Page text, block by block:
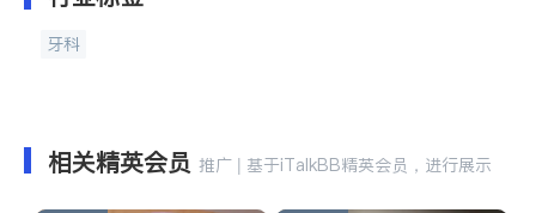
牙科
相关精英会员 推广 | 基于iTalkBB精英会员，进行展示